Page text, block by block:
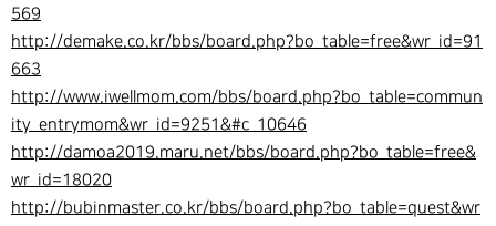
569
http://demake.co.kr/bbs/board.php?bo_table=free&wr_id=91
663
http://www.iwellmom.com/bbs/board.php?bo_table=commun
ity_entrymom&wr_id=9251&#c_10646
http://damoa2019.maru.net/bbs/board.php?bo_table=free&
wr_id=18020
http://bubinmaster.co.kr/bbs/board.php?bo_table=quest&wr